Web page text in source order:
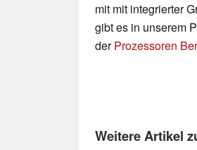
mit mit integrierter
gibt es in unserem
derProzessoren
Weitere Artikel